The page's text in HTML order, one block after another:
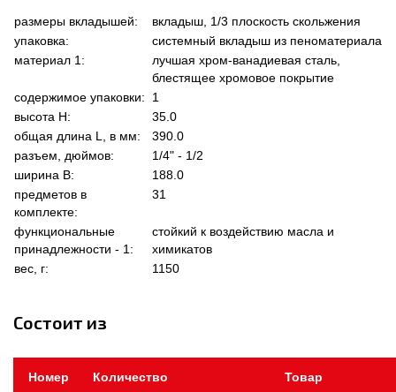
размеры вкладышей:
вкладыш, 1/3 плоскость скольжения
упаковка:
системный вкладыш из пеноматериала
материал 1:
лучшая хром-ванадиевая сталь,
блестящее хромовое покрытие
содержимое упаковки:
1
высота Н:
35.0
общая длина L, в мм:
390.0
разъем, дюймов:
1/4" - 1/2
ширина В:
188.0
предметов в
комплекте:
31
функциональные
принадлежности - 1:
стойкий к воздействию масла и
химикатов
вес, г:
1150
Состоит из
Номер
Количество Товар